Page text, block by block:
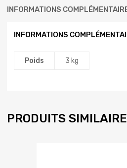
INFORMATIONS
INFORMATIONS
Poids 3 kg
PRODUITS